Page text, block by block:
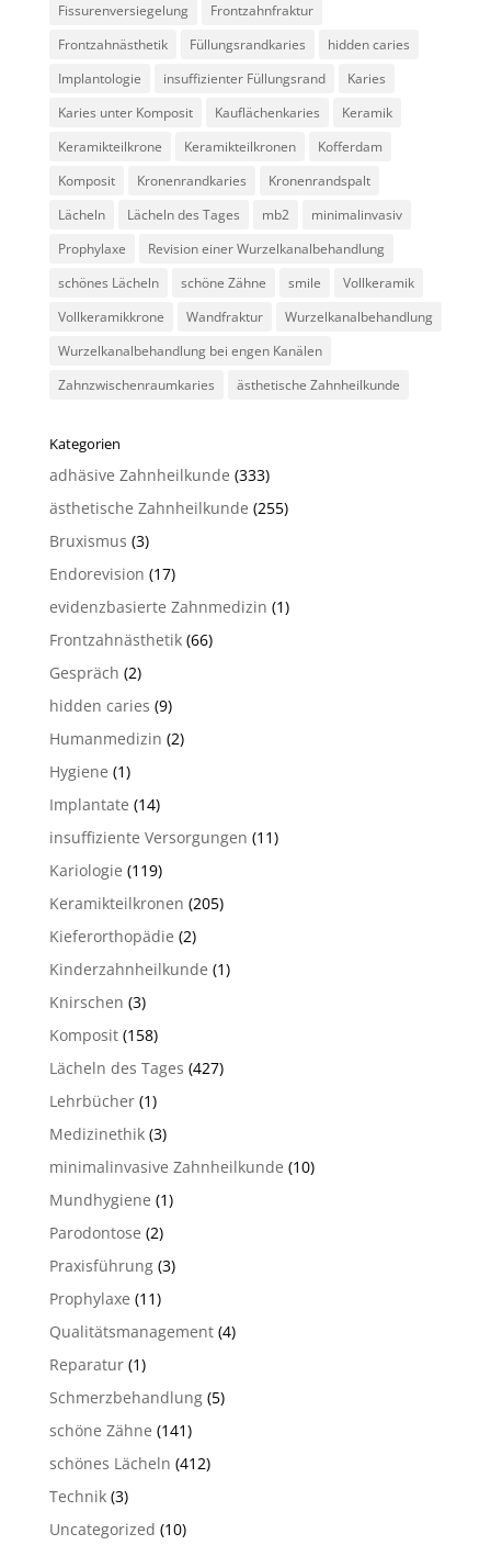
Fissurenversiegelung
Frontzahnfraktur
Frontzahnästhetik
Füllungsrandkaries
hidden caries
Implantologie
insuffizienter Füllungsrand
Karies
Karies unter Komposit
Kauflächenkaries
Keramik
Keramikteilkrone
Keramikteilkronen
Kofferdam
Komposit
Kronenrandkaries
Kronenrandspalt
Lächeln
Lächeln des Tages mb2
minimalinvasiv
Prophylaxe
Revision einer Wurzelkanalbehandlung
schönes Lächeln
schöne Zähne smile
Vollkeramik
Vollkeramikkrone
Wandfraktur
Wurzelkanalbehandlung
Wurzelkanalbehandlung bei engen Kanälen
Zahnzwischenraumkaries
ästhetische Zahnheilkunde
Kategorien
adhäsive Zahnheilkunde (333)
ästhetische Zahnheilkunde (255)
Bruxismus (3)
Endorevision (17)
evidenzbasierte Zahnmedizin (1)
Frontzahnästhetik(66)
Gespräch (2)
hidden caries (9)
Humanmedizin (2)
Hygiene (1)
Implantate (14)
insuffiziente Versorgungen (11)
Kariologie (119)
Keramikteilkronen (205)
Kieferorthopädie (2)
Kinderzahnheilkunde (1)
Knirschen (3)
Komposit(158)
Lächeln des Tages (427)
Lehrbücher(1)
Medizinethik(3)
minimalinvasive Zahnheilkunde (10)
Mundhygiene (1)
Parodontose (2)
Praxisführung(3)
Prophylaxe (11)
Qualitätsmanagement(4)
Reparatur(1)
Schmerzbehandlung(5)
schöne Zähne (141)
schönes Lächeln (412)
Technik(3)
Uncategorized (10)